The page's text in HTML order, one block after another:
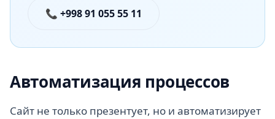
📞 +998 91 055 55 11
Автоматизация процессов
Сайт не только презентует, но и автоматизирует